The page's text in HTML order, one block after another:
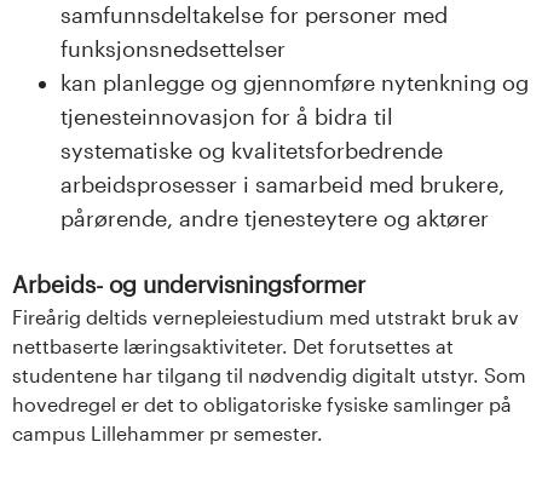
samfunnsdeltakelse for personer med
funksjonsnedsettelser
kan planlegge og gjennomføre nytenkning og
tjenesteinnovasjon for å bidra til
systematiske og kvalitetsforbedrende
arbeidsprosesser i samarbeid med brukere,
pårørende, andre tjenesteytere og aktører
Arbeids- og undervisningsformer
Fireårig deltids vernepleiestudium med utstrakt bruk av
nettbaserte læringsaktiviteter. Det forutsettes at
studentene har tilgang til nødvendig digitalt utstyr. Som
hovedregel er det to obligatoriske fysiske samlinger på
campus Lillehammer pr semester.